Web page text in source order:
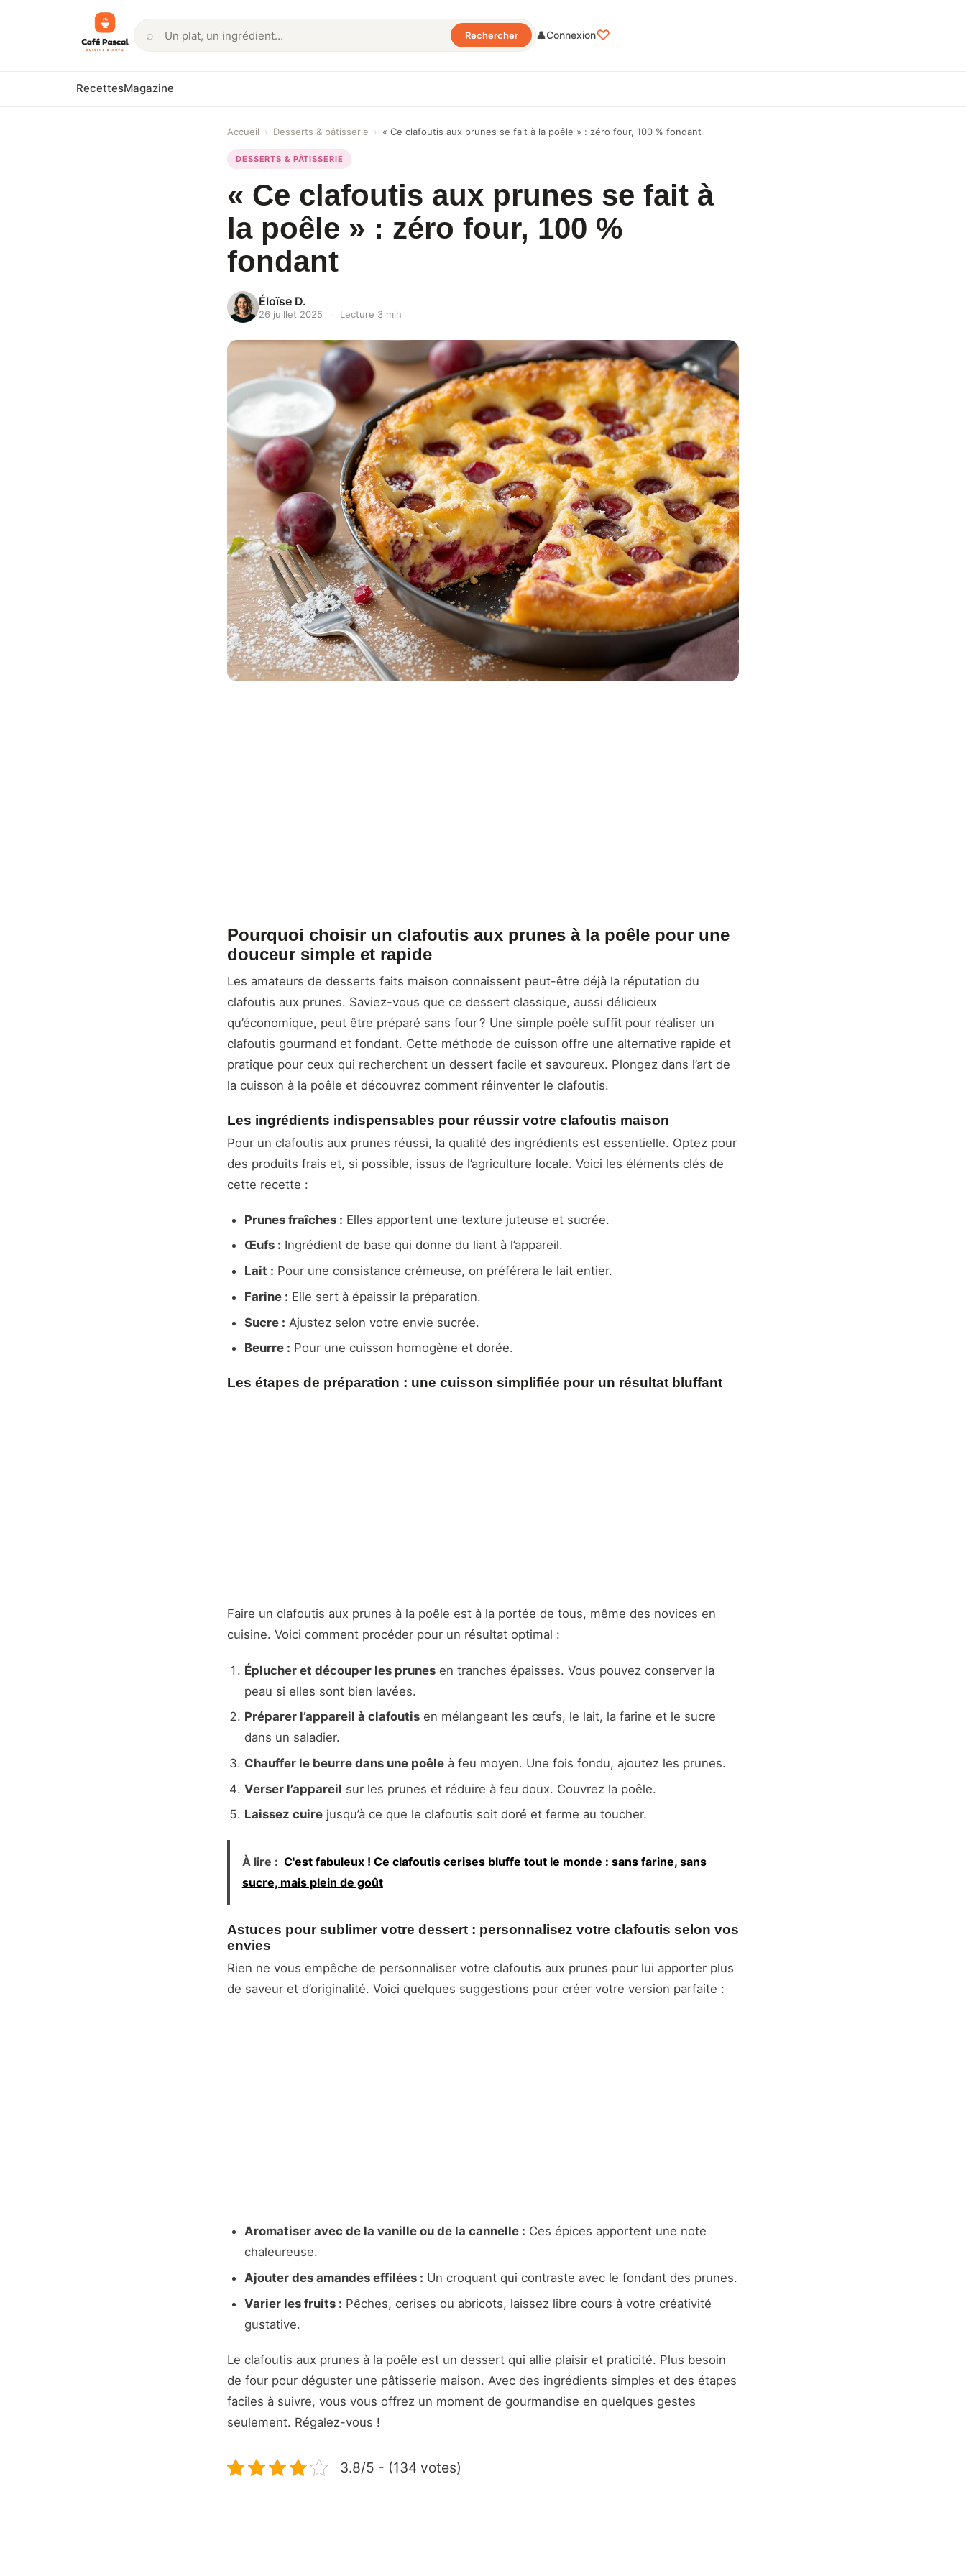
⌕
Rechercher
Rechercher 👤Connexion♡
RecettesMagazine
Accueil › Desserts & pâtisserie › « Ce clafoutis aux prunes se fait à la poêle » : zéro four, 100 % fondant
DESSERTS & PÂTISSERIE
« Ce clafoutis aux prunes se fait à
la poêle » : zéro four, 100 %
fondant
Éloïse D.
26 juillet 2025 · Lecture 3 min
Pourquoi choisir un clafoutis aux prunes à la poêle pour une
douceur simple et rapide
Les amateurs de desserts faits maison connaissent peut-être déjà la réputation du
clafoutis aux prunes. Saviez-vous que ce dessert classique, aussi délicieux
qu’économique, peut être préparé sans four ? Une simple poêle suffit pour réaliser un
clafoutis gourmand et fondant. Cette méthode de cuisson offre une alternative rapide et
pratique pour ceux qui recherchent un dessert facile et savoureux. Plongez dans l’art de
la cuisson à la poêle et découvrez comment réinventer le clafoutis.
Les ingrédients indispensables pour réussir votre clafoutis maison
Pour un clafoutis aux prunes réussi, la qualité des ingrédients est essentielle. Optez pour
des produits frais et, si possible, issus de l’agriculture locale. Voici les éléments clés de
cette recette :
Prunes fraîches : Elles apportent une texture juteuse et sucrée.
Œufs : Ingrédient de base qui donne du liant à l’appareil.
Lait : Pour une consistance crémeuse, on préférera le lait entier.
Farine : Elle sert à épaissir la préparation.
Sucre : Ajustez selon votre envie sucrée.
Beurre : Pour une cuisson homogène et dorée.
Les étapes de préparation : une cuisson simplifiée pour un résultat bluffant
Faire un clafoutis aux prunes à la poêle est à la portée de tous, même des novices en
cuisine. Voici comment procéder pour un résultat optimal :
Éplucher et découper les prunesen tranches épaisses. Vous pouvez conserver la
peau si elles sont bien lavées.
Préparer l’appareil à clafoutisen mélangeant les œufs, le lait, la farine et le sucre
dans un saladier.
Chauffer le beurre dans une poêleà feu moyen. Une fois fondu, ajoutez les prunes.
Verser l’appareil sur les prunes et réduire à feu doux. Couvrez la poêle.
Laissez cuirejusqu’à ce que le clafoutis soit doré et ferme au toucher.
À lire : C'est fabuleux ! Ce clafoutis cerises bluffe tout le monde : sans farine, sans
sucre, mais plein de goût
Astuces pour sublimer votre dessert : personnalisez votre clafoutis selon vos
envies
Rien ne vous empêche de personnaliser votre clafoutis aux prunes pour lui apporter plus
de saveur et d’originalité. Voici quelques suggestions pour créer votre version parfaite :
Aromatiser avec de la vanille ou de la cannelle : Ces épices apportent une note
chaleureuse.
Ajouter des amandes effilées : Un croquant qui contraste avec le fondant des prunes.
Varier les fruits : Pêches, cerises ou abricots, laissez libre cours à votre créativité
gustative.
Le clafoutis aux prunes à la poêle est un dessert qui allie plaisir et praticité. Plus besoin
de four pour déguster une pâtisserie maison. Avec des ingrédients simples et des étapes
faciles à suivre, vous vous offrez un moment de gourmandise en quelques gestes
seulement. Régalez-vous !
3.8/5 - (134 votes)